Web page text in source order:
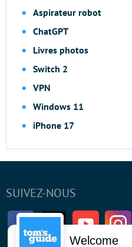
Aspirateur robot
ChatGPT
Livres photos
Switch 2
VPN
Windows 11
iPhone 17
SUIVEZ-NOUS
FacebookTwitter Youtube
Welcome